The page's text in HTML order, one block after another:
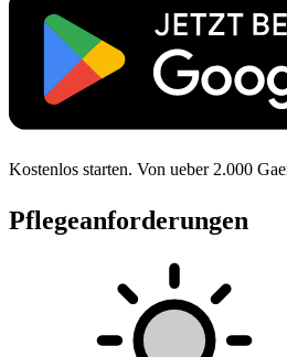
Kostenlos starten. Von ueber 2.000
Pflegeanforderungen